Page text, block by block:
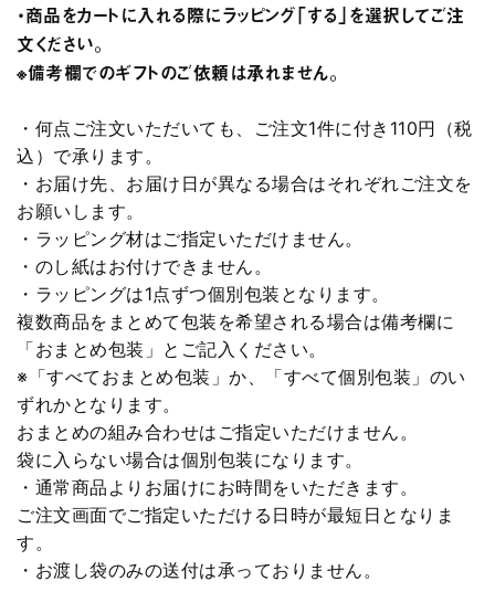
・商品をカートに入れる際にラッピング「する」を選択してご注
文ください。
※備考欄でのギフトのご依頼は承れません。
・何点ご注文いただいても、ご注文1件に付き110円（税
込）で承ります。
・お届け先、お届け日が異なる場合はそれぞれご注文を
お願いします。
・ラッピング材はご指定いただけません。
・のし紙はお付けできません。
・ラッピングは1点ずつ個別包装となります。
複数商品をまとめて包装を希望される場合は備考欄に
「おまとめ包装」とご記入ください。
※「すべておまとめ包装」か、「すべて個別包装」のい
ずれかとなります。
おまとめの組み合わせはご指定いただけません。
袋に入らない場合は個別包装になります。
・通常商品よりお届けにお時間をいただきます。
ご注文画面でご指定いただける日時が最短日となりま
す。
・お渡し袋のみの送付は承っておりません。